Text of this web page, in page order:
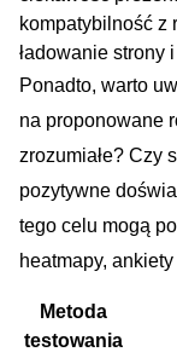
kompatybilność z
ładowanie strony
Ponadto, warto
na proponowane
zrozumiałe? Czy
pozytywne
tego celu mogą
‍heatmapy,
Metoda
testowania